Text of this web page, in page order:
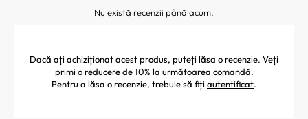
Nu există recenzii până acum.
Dacă ați achiziționat acest produs, puteți lăsa o recenzie. Veți
primi o reducere de 10% la următoarea comandă.
Pentru a lăsa o recenzie, trebuie să fiți autentificat.